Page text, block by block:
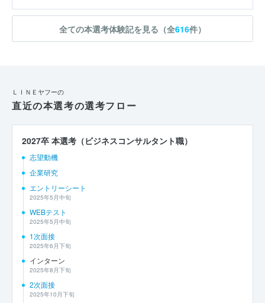
全ての本選考体験記を見る（全616件）
ＬＩＮＥヤフーの
直近の本選考の選考フロー
2027卒 本選考（ビジネスコンサルタント職）
志望動機
企業研究
エントリーシート
2025年5月中旬
WEBテスト
2025年5月中旬
1次面接
2025年6月下旬
インターン
2025年8月下旬
2次面接
2025年10月下旬